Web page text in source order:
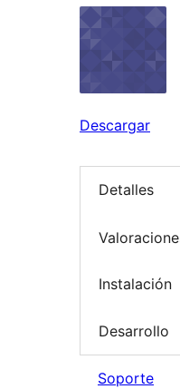
Descargar
Detalles
Instalación
Desarrollo
Soporte